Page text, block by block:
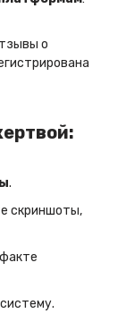
о
.
скриншоты,